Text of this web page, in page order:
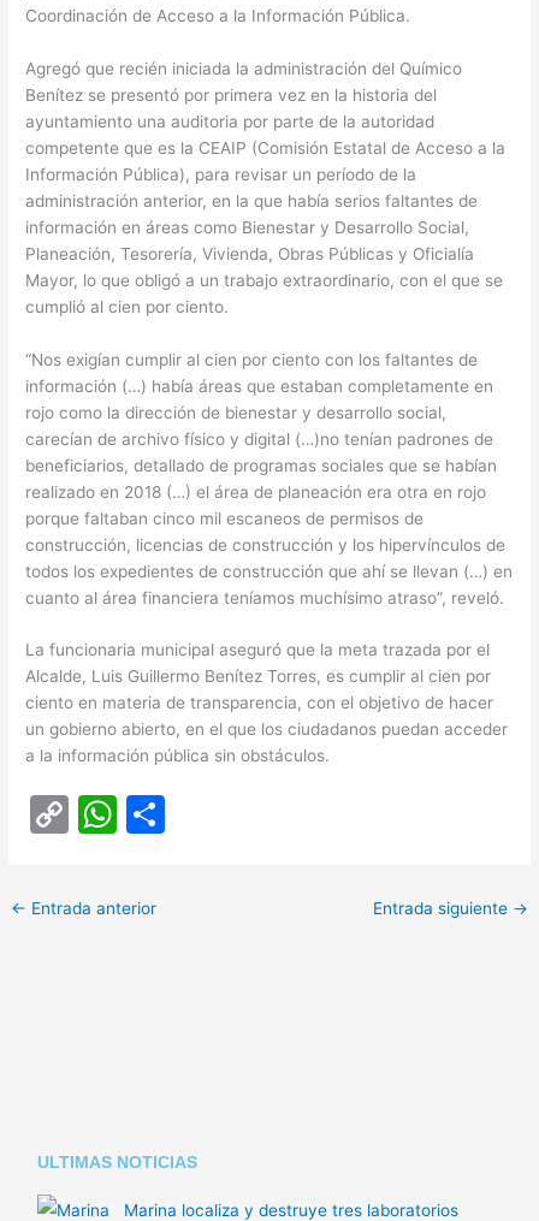
Coordinación de Acceso a la Información Pública.
Agregó que recién iniciada la administración del Químico
Benítez se presentó por primera vez en la historia del
ayuntamiento una auditoria por parte de la autoridad
competente que es la CEAIP (Comisión Estatal de Acceso a la
Información Pública), para revisar un período de la
administración anterior, en la que había serios faltantes de
información en áreas como Bienestar y Desarrollo Social,
Planeación, Tesorería, Vivienda, Obras Públicas y Oficialía
Mayor, lo que obligó a un trabajo extraordinario, con el que se
cumplió al cien por ciento.
“Nos exigían cumplir al cien por ciento con los faltantes de
información (…) había áreas que estaban completamente en
rojo como la dirección de bienestar y desarrollo social,
carecían de archivo físico y digital (…)no tenían padrones de
beneficiarios, detallado de programas sociales que se habían
realizado en 2018 (…) el área de planeación era otra en rojo
porque faltaban cinco mil escaneos de permisos de
construcción, licencias de construcción y los hipervínculos de
todos los expedientes de construcción que ahí se llevan (…) en
cuanto al área financiera teníamos muchísimo atraso”, reveló.
La funcionaria municipal aseguró que la meta trazada por el
Alcalde, Luis Guillermo Benítez Torres, es cumplir al cien por
ciento en materia de transparencia, con el objetivo de hacer
un gobierno abierto, en el que los ciudadanos puedan acceder
a la información pública sin obstáculos.
C
p
y
W
at
s
← Entrada anterior Entrada siguiente →
ULTIMAS NOTICIAS
Marina localiza y destruye tres laboratorios